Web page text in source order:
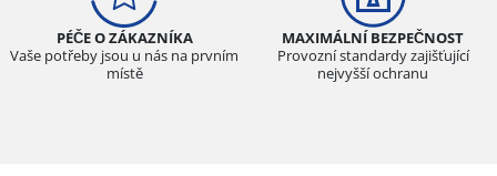
PÉČE O ZÁKAZNÍKA
Vaše potřeby jsou u nás na prvním
místě
MAXIMÁLNÍ BEZPEČNOST
Provozní standardy zajišťující
nejvyšší ochranu